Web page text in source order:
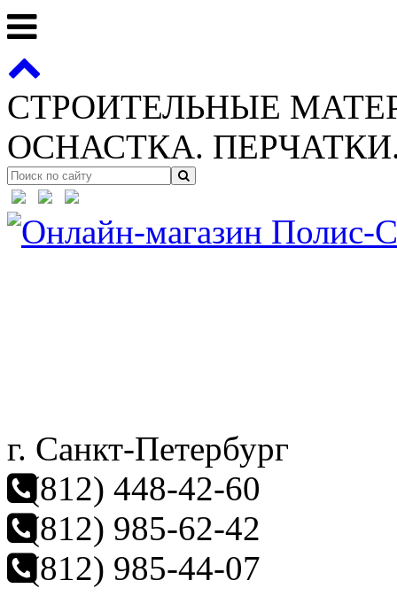
СТРОИТЕЛЬНЫЕ
ОСНАСТКА.
г. Санкт-Петербург
(812) 448-42-60
(812) 985-62-42
(812) 985-44-07